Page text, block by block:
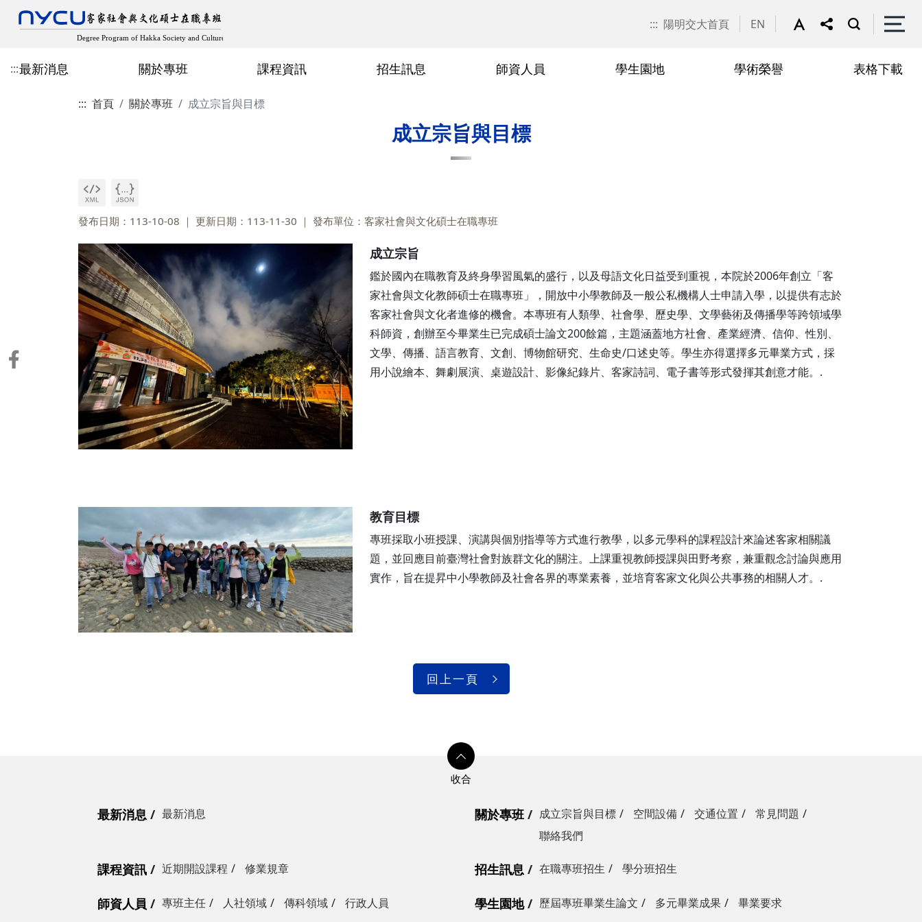
::: 陽明交大首頁 EN
:::最新消息 關於專班
空間設備
課程資訊
修業規章
招生訊息
學分班招生
師資人員
人社領域
學生園地
歷屆專班畢業生論文 多元畢業成果
學術榮譽
教師客家學術出版 學生出版、獲獎與學術參與
表格下載
論文計畫口試申請
::: 首頁 關於專班 成立宗旨與目標
成立宗旨與目標
發布日期：113-10-08 更新日期：113-11-30 發布單位：客家社會與文化碩士在職專班
成立宗旨
鑑於國內在職教育及終身學習風氣的盛行，以及母語文化日益受到重視，本院於2006年創立「客
家社會與文化教師碩士在職專班」，開放中小學教師及一般公私機構人士申請入學，以提供有志於
客家社會與文化者進修的機會。本專班有人類學、社會學、歷史學、文學藝術及傳播學等跨領域學
科師資，創辦至今畢業生已完成碩士論文200餘篇，主題涵蓋地方社會、產業經濟、信仰、性別、
文學、傳播、語言教育、文創、博物館研究、生命史/口述史等。學生亦得選擇多元畢業方式，採
用小說繪本、舞劇展演、桌遊設計、影像紀錄片、客家詩詞、電子書等形式發揮其創意才能。.
教育目標
專班採取小班授課、演講與個別指導等方式進行教學，以多元學科的課程設計來論述客家相關議
題，並回應目前臺灣社會對族群文化的關注。上課重視教師授課與田野考察，兼重觀念討論與應用
實作，旨在提昇中小學教師及社會各界的專業素養，並培育客家文化與公共事務的相關人才。.
回上一頁
最新消息 最新消息 關於專班 成立宗旨與目標 空間設備 交通位置
常見問題
聯絡我們
課程資訊 近期開設課程 修業規章 招生訊息 在職專班招生 學分班招生
師資人員 專班主任 人社領域 傳科領域 行政人員 學生園地 歷屆專班畢業生論文 多元畢業成果 畢業要求